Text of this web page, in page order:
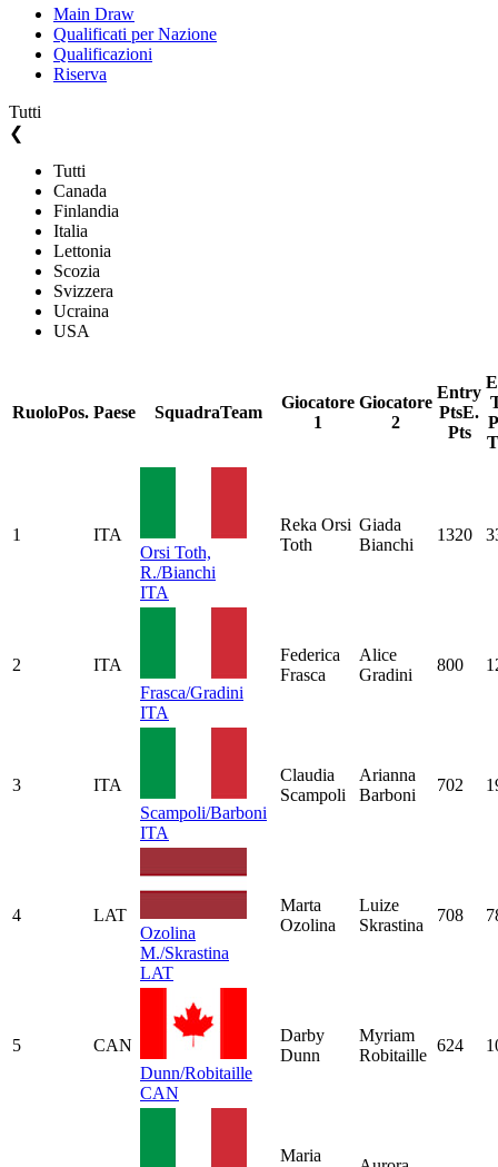
Main Draw
Qualificati per Nazione
Qualificazioni
Riserva
Tutti
❮
Tutti
Canada
Finlandia
Italia
Lettonia
Scozia
Svizzera
Ucraina
USA
RuoloPos. Paese SquadraTeam
Giocatore
1
Giocatore
2
Entry
PtsE.
Pts
1
ITA
Orsi Toth,
R./Bianchi
ITA
Reka Orsi
Toth
Giada
Bianchi
1320
2
ITA
Frasca/Gradini
ITA
Federica
Frasca
Alice
Gradini
800
3
ITA
Scampoli/Barboni
ITA
Claudia
Scampoli
Arianna
Barboni
702
4
LAT
Ozolina
M./Skrastina
LAT
Marta
Ozolina
Luize
Skrastina
708
5
CAN
Dunn/Robitaille
CAN
Darby
Dunn
Myriam
Robitaille
624
Maria